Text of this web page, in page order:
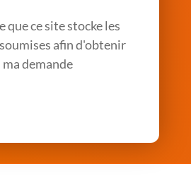
que ce site stocke les
afin d'obtenir
ma demande